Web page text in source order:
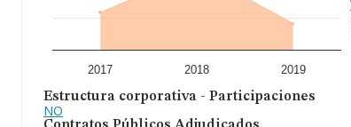
2017 2018 2019
Estructura corporativa - Participaciones
NO